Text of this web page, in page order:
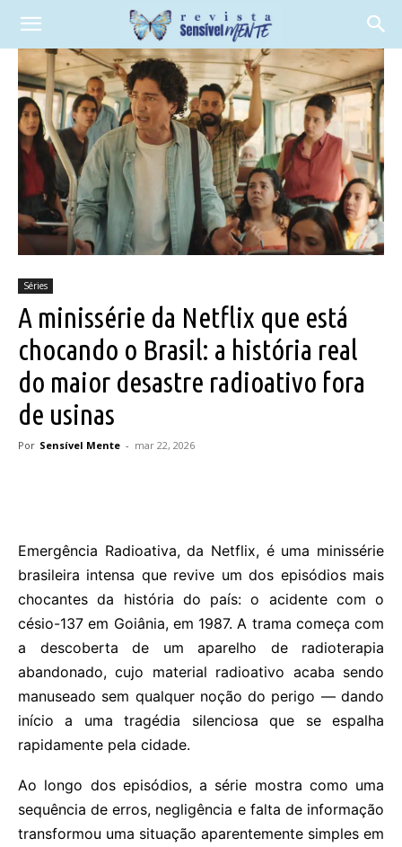
Séries
A minissérie da Netflix que está
chocando o Brasil: a história real
do maior desastre radioativo fora
de usinas
Por Sensível Mente - mar 22, 2026
Emergência Radioativa, da Netflix, é uma minissérie
brasileira intensa que revive um dos episódios mais
chocantes da história do país: o acidente com o
césio-137 em Goiânia, em 1987. A trama começa com
a descoberta de um aparelho de radioterapia
abandonado, cujo material radioativo acaba sendo
manuseado sem qualquer noção do perigo — dando
início a uma tragédia silenciosa que se espalha
rapidamente pela cidade.
Ao longo dos episódios, a série mostra como uma
sequência de erros, negligência e falta de informação
transformou uma situação aparentemente simples em